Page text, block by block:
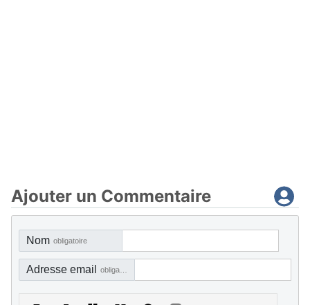
Ajouter un Commentaire
Nom obligatoire
Adresse email